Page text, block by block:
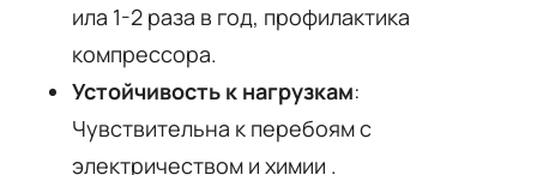
ила 1-2 раза в год, профилактика
компрессора.
Устойчивость к нагрузкам:
Чувствительна к перебоям с
электричеством и химии .